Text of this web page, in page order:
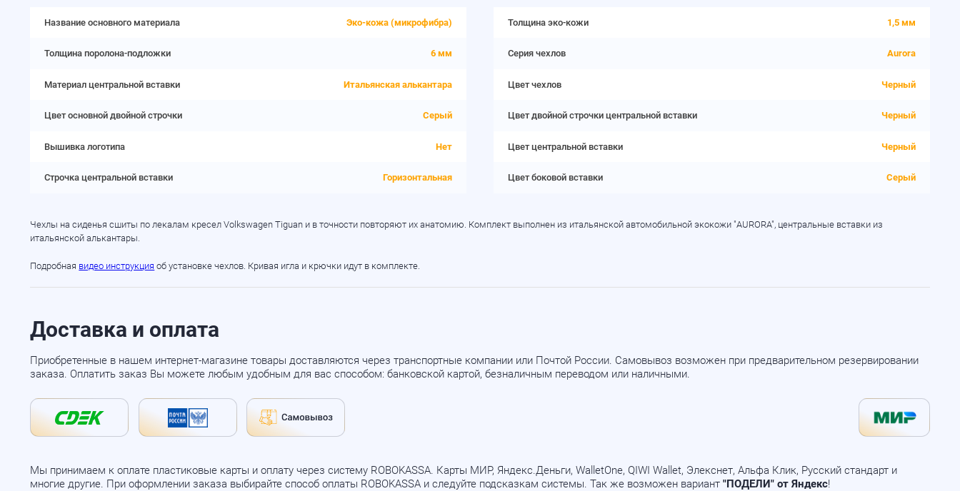
Название основного материала Эко-кожа (микрофибра) Толщина эко-кожи 1,5 мм
Толщина поролона-подложки 6 мм Серия чехлов Aurora
Материал центральной вставки Итальянская алькантара Цвет чехлов Черный
Цвет основной двойной строчки Серый Цвет двойной строчки центральной вставки Черный
Вышивка логотипа Нет Цвет центральной вставки Черный
Строчка центральной вставки Горизонтальная Цвет боковой вставки Серый
Чехлы на сиденья сшиты по лекалам кресел Volkswagen Tiguan и в точности повторяют их анатомию. Комплект выполнен из итальянской автомобильной экокожи "AURORA", центральные вставки из
итальянской алькантары.
Подробная видео инструкция об установке чехлов. Кривая игла и крючки идут в комплекте.
Доставка и оплата
Приобретенные в нашем интернет-магазине товары доставляются через транспортные компании или Почтой России. Самовывоз возможен при предварительном резервировании
заказа. Оплатить заказ Вы можете любым удобным для вас способом: банковской картой, безналичным переводом или наличными.
Мы принимаем к оплате пластиковые карты и оплату через систему ROBOKASSA. Карты МИР, Яндекс.Деньги, WalletOne, QIWI Wallet, Элекснет, Альфа Клик, Русский стандарт и
многие другие. При оформлении заказа выбирайте способ оплаты ROBOKASSA и следуйте подсказкам системы. Так же возможен вариант"ПОДЕЛИ" от Яндекс!